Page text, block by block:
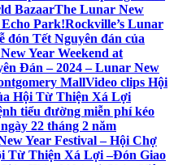
BazaarThe Lunar New
Park!Rockville’s Lunar
đón Tết Nguyên đán của
Year Weekend at
Đán – 2024 – Lunar New
MallVideo clips Hội
Hội Từ Thiện Xá Lợi
tiểu đường miễn phí kéo
22 tháng 2 năm
Year Festival – Hội Chợ
Từ Thiện Xá Lợi –Đón Giao